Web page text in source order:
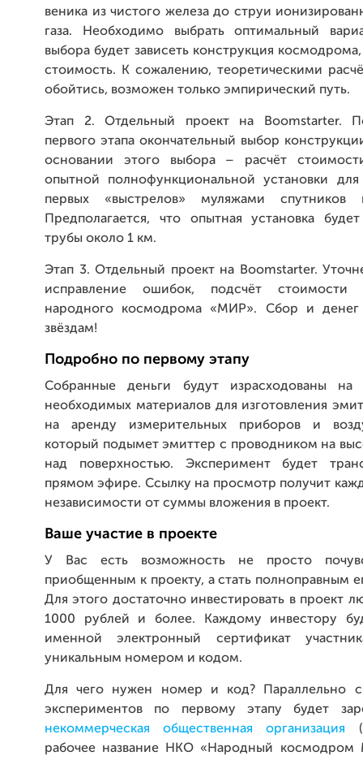
веника из чистого железа до струи
газа. Необходимо выбрать оптимальный
выбора будет зависеть конструкция
стоимость. К сожалению, теоретическими
обойтись, возможен только эмпирический путь.
Этап 2. Отдельный проект на Boomstarter.
первого этапа окончательный выбор
основании этого выбора – расчёт
опытной полнофункциональной установки для
первых «выстрелов» муляжами спутников
Предполагается, что опытная установка
трубы около 1 км.
Этап 3. Отдельный проект на Boomstarter.
исправление ошибок, подсчёт стоимости
народного космодрома «МИР». Сбор и
звёздам!
Подробно по первому этапу
Собранные деньги будут израсходованы на
необходимых материалов для изготовления
на аренду измерительных приборов и
который подымет эмиттер с проводником на
над поверхностью. Эксперимент будет
прямом эфире. Ссылку на просмотр получит
независимости от суммы вложения в проект.
Ваше участие в проекте
У Вас есть возможность не просто
приобщенным к проекту, а стать полноправным
Для этого достаточно инвестировать в проект
1000 рублей и более. Каждому инвестору
именной электронный сертификат
уникальным номером и кодом.
Для чего нужен номер и код? Параллельно
экспериментов по первому этапу будет
некоммерческая общественная организация
рабочее название НКО «Народный